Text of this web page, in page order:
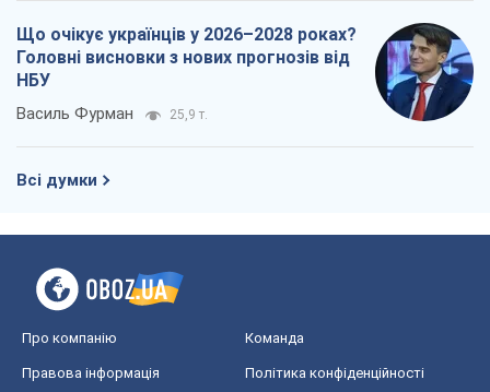
Що очікує українців у 2026–2028 роках?
Головні висновки з нових прогнозів від
НБУ
Василь Фурман 25,9 т.
Всі думки
Про компанію Команда
Правова інформація Політика конфіденційності